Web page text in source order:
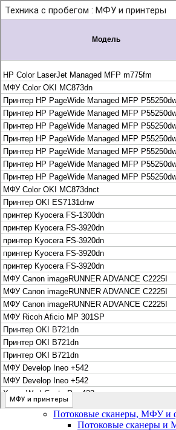
Рассчитать и заказать
Рассчитать и заказать
О компании
История Леком
Производители
Леком
Pantum
UTINET
G&G
ГК “Катюша”
Высокопроизводительные
МФУ, копиры и принтеры
Принтеры и МФУ и факсы
Плоттеры и МФУ Oce
Плоттеры и МФУ Oce
Цифровые системы
МФУ, сканеры, плоттеры и
Плоттеры Canon
Принтеры и МФУ Canon
Сканеры Canon
Распродажа
МФУ, сканеры, плоттеры и
Принтеры и МФУ HP
Плоттеры hp
МФУ, копиры и принтеры OKI
МФУ, копиры и принтеры
Ремонт и продажа
Infotec
Потоковые сканеры, МФУ и
Потоковые сканеры и